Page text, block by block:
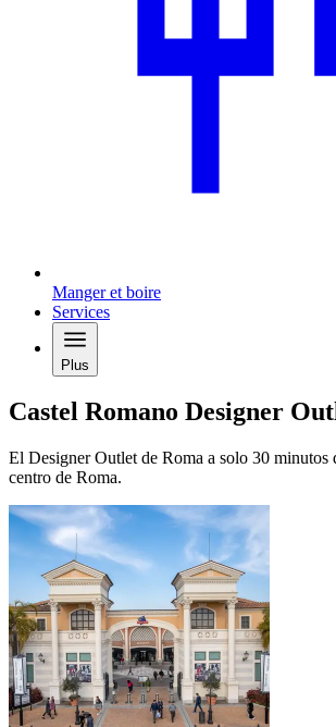
Manger et boire
Services
Plus
Castel Romano Designer
El Designer Outlet de Roma a solo 30 minutos
centro de Roma.